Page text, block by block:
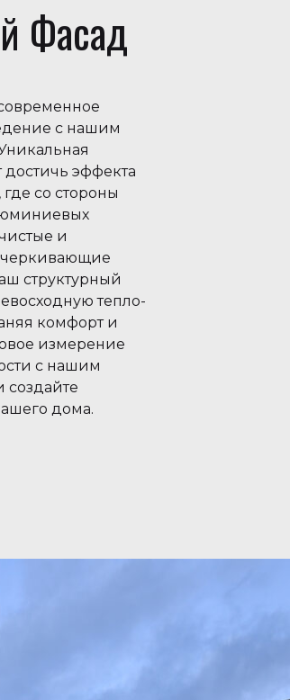
Фасад
с нашим
достичь эффекта
со стороны
и
структурный
тепло-
комфорт и
измерение
с нашим
создайте
дома.